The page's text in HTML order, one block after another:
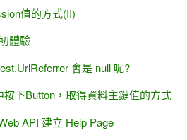
值的方式(II)
體驗
會是 null 呢?
按下Button，取得資料主鍵值的方式
API 建立 Help Page